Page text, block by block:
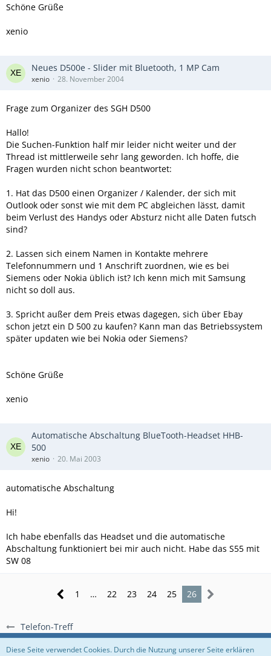
Telefon-Treff
Schöne Grüße
xenio
Neues D500e - Slider mit Bluetooth, 1 MP Cam
xenio 28. November 2004
Frage zum Organizer des SGH D500
Hallo!
Die Suchen-Funktion half mir leider nicht weiter und der
Thread ist mittlerweile sehr lang geworden. Ich hoffe, die
Fragen wurden nicht schon beantwortet:
1. Hat das D500 einen Organizer / Kalender, der sich mit
Outlook oder sonst wie mit dem PC abgleichen lässt, damit
beim Verlust des Handys oder Absturz nicht alle Daten futsch
sind?
2. Lassen sich einem Namen in Kontakte mehrere
Telefonnummern und 1 Anschrift zuordnen, wie es bei
Siemens oder Nokia üblich ist? Ich kenn mich mit Samsung
nicht so doll aus.
3. Spricht außer dem Preis etwas dagegen, sich über Ebay
schon jetzt ein D 500 zu kaufen? Kann man das Betriebssystem
später updaten wie bei Nokia oder Siemens?
Schöne Grüße
xenio
Automatische Abschaltung BlueTooth-Headset HHB-
500
xenio 20. Mai 2003
automatische Abschaltung
Hi!
Ich habe ebenfalls das Headset und die automatische
Abschaltung funktioniert bei mir auch nicht. Habe das S55 mit
SW 08
1 … 22 23 24 25 26
Regeln Datenschutzerklärung Impressum
Diese Seite verwendet Cookies. Durch die Nutzung unserer Seite erklären